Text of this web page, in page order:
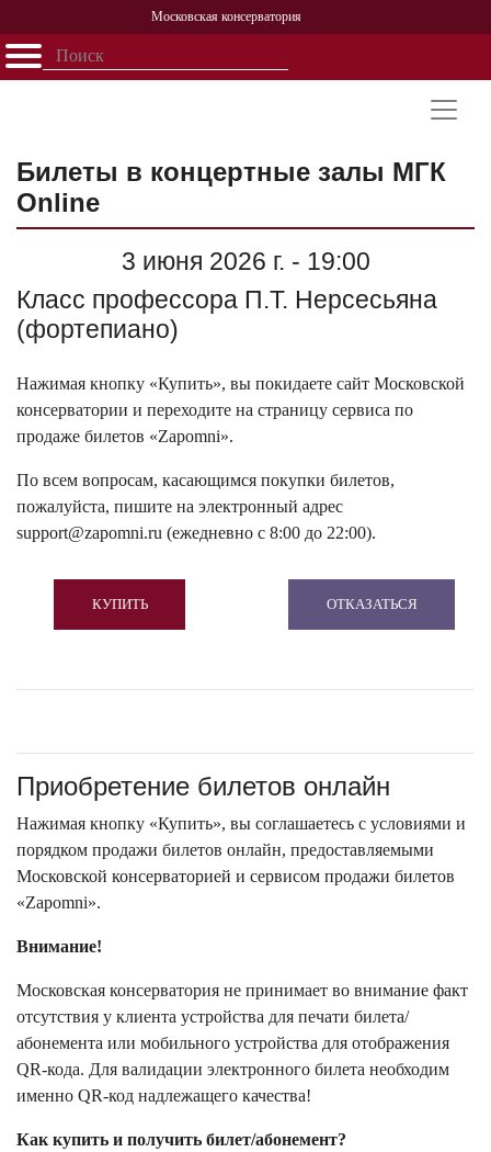
Московская консерватория
Открыть - закрыть
Персоналии
История
Билеты в концертные залы МГК
Online
3 июня 2026 г. - 19:00
Класс профессора П.Т. Нерсесьяна
(фортепиано)
Нажимая кнопку «Купить», вы покидаете сайт Московской
консерватории и переходите на страницу сервиса по
продаже билетов «Zapomni».
По всем вопросам, касающимся покупки билетов,
пожалуйста, пишите на электронный адрес
support@zapomni.ru (ежедневно с 8:00 до 22:00).
КУПИТЬ ОТКАЗАТЬСЯ
Приобретение билетов онлайн
Нажимая кнопку «Купить», вы соглашаетесь с условиями и
порядком продажи билетов онлайн, предоставляемыми
Московской консерваторией и сервисом продажи билетов
«Zapomni».
Внимание!
Московская консерватория не принимает во внимание факт
отсутствия у клиента устройства для печати билета/
абонемента или мобильного устройства для отображения
QR-кода. Для валидации электронного билета необходим
именно QR-код надлежащего качества!
Как купить и получить билет/абонемент?